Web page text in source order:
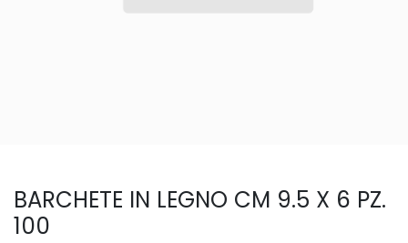
BARCHETE IN LEGNO CM 9.5 X 6 PZ.
100